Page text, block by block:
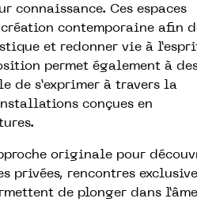
connaissance. Ces espaces
contemporaine afin
et redonner vie à
permet également à
de s’exprimer à travers la
conçues en
originale pour
privées, rencontres
de plonger dans l’âme